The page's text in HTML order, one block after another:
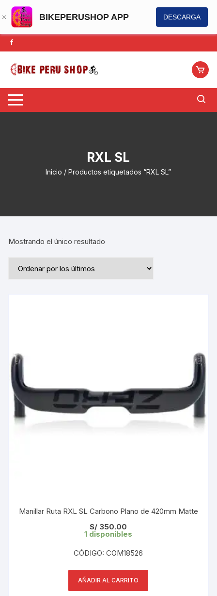
BIKEPERUSHOP APP DESCARGA
Saltar
al
contenido
RXL SL
Inicio / Productos etiquetados “RXL SL”
Mostrando el único resultado
Manillar Ruta RXL SL Carbono Plano de 420mm Matte
S/ 350.00
1 disponibles
CÓDIGO: COM18526
AÑADIR AL CARRITO